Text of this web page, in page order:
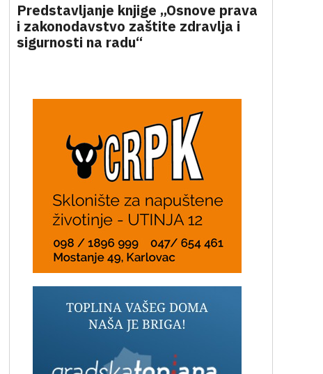
Predstavljanje knjige „Osnove prava
i zakonodavstvo zaštite zdravlja i
sigurnosti na radu“